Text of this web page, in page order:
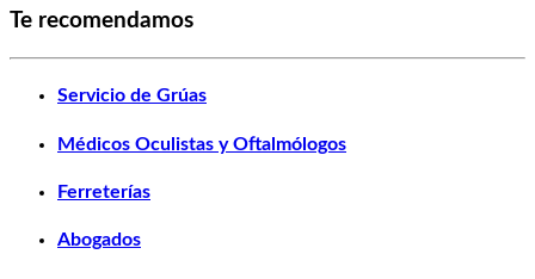
Te recomendamos
Servicio de Grúas
Médicos Oculistas y Oftalmólogos
Ferreterías
Abogados